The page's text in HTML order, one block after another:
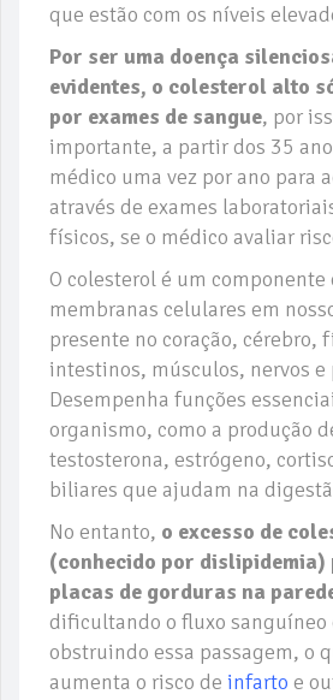
que estão com os níveis
Por ser uma doença
evidentes, o colesterol alto
por exames de sangue, por
importante, a partir dos 35
médico uma vez por ano para
através de exames
físicos, se o médico avaliar
O colesterol é um
membranas celulares em
presente no coração, cérebro,
intestinos, músculos, nervos e
Desempenha funções
organismo, como a produção
testosterona, estrógeno,
biliares que ajudam na
No entanto, o excesso de
(conhecido por dislipidemia)
placas de gorduras na
dificultando o fluxo sanguíneo
obstruindo essa passagem, o
aumenta o risco de infarto e